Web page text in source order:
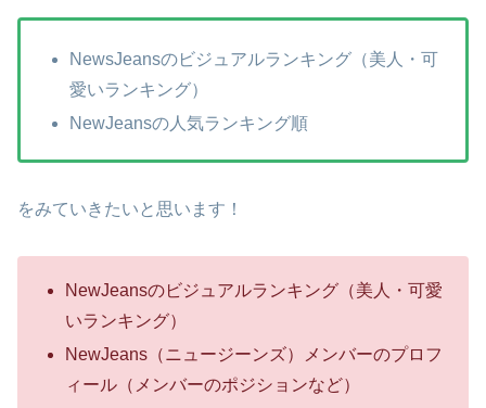
NewsJeansのビジュアルランキング（美人・可
愛いランキング）
NewJeansの人気ランキング順
をみていきたいと思います！
NewJeansのビジュアルランキング（美人・可愛
いランキング）
NewJeans（ニュージーンズ）メンバーのプロフ
ィール（メンバーのポジションなど）